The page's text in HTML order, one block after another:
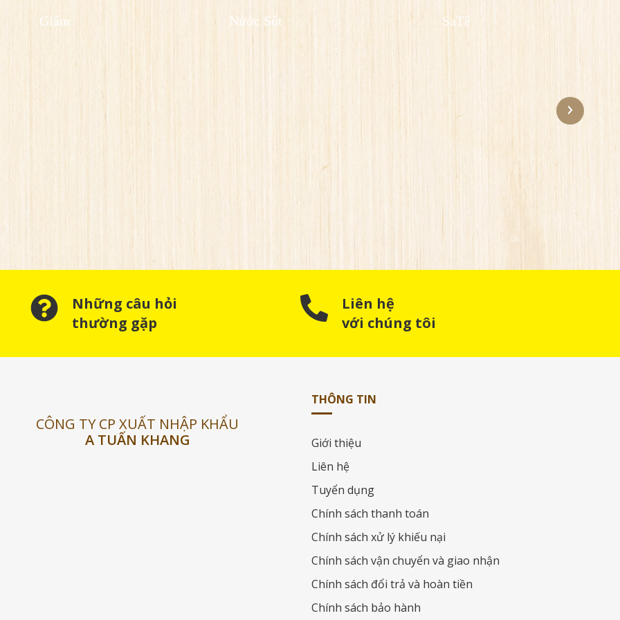
Giấm Nước Sốt SaTế
Những câu hỏi
thường gặp
Liên hệ
với chúng tôi
CÔNG TY CP XUẤT NHẬP KHẨU
A TUẤN KHANG
THÔNG TIN
Giới thiệu
Liên hệ
Tuyển dụng
Chính sách thanh toán
Chính sách xử lý khiếu nại
Chính sách vận chuyển và giao nhận
Chính sách đổi trả và hoàn tiền
Chính sách bảo hành